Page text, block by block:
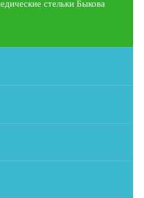
стельки Быкова